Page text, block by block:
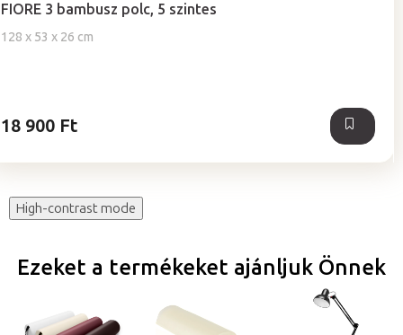
FIORE 3 bambusz polc, 5 szintes
128 x 53 x 26 cm
átlagos
értékelése
18 900 Ft
High-contrast mode
Ezeket a termékeket ajánljuk Önnek